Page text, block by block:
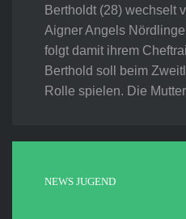
Bertholdt (28) wechselt
Aigner Angels
folgt damit ihrem
Berthold soll beim
Rolle spielen. Die
NEWS JUGEND